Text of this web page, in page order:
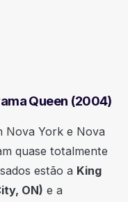
Queen (2004)
Nova York e Nova
quase totalmente
estão a King
ON) e a